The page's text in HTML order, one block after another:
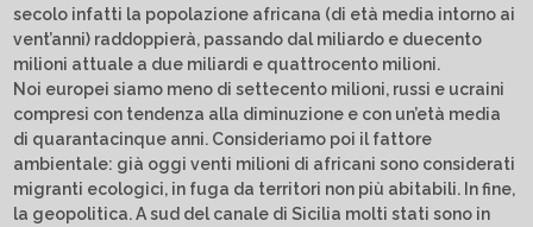
secolo infatti la popolazione africana (di età media intorno ai
vent’anni) raddoppierà, passando dal miliardo e duecento
milioni attuale a due miliardi e quattrocento milioni.
Noi europei siamo meno di settecento milioni, russi e ucraini
compresi con tendenza alla diminuzione e con un’età media
di quarantacinque anni. Consideriamo poi il fattore
ambientale: già oggi venti milioni di africani sono considerati
migranti ecologici, in fuga da territori non più abitabili. In fine,
la geopolitica. A sud del canale di Sicilia molti stati sono in